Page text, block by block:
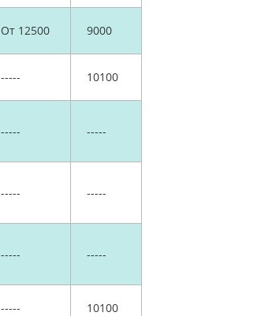
От 12500 9000
----- 10100
----- -----
----- -----
----- -----
----- 10100